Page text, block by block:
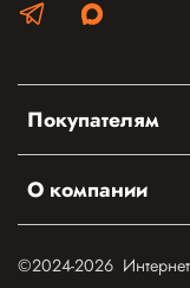
Покупателям
О компании
©2024-2026